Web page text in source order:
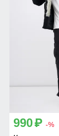
990 p -%